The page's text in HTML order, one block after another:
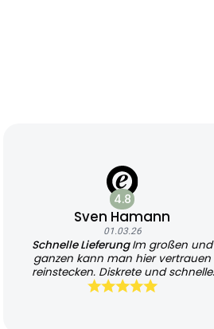
4.8
Sven Hamann
01.03.26
Schnelle LieferungIm großen und
ganzen kann man hier vertrauen
reinstecken. Diskrete und schnelle
Lieferung